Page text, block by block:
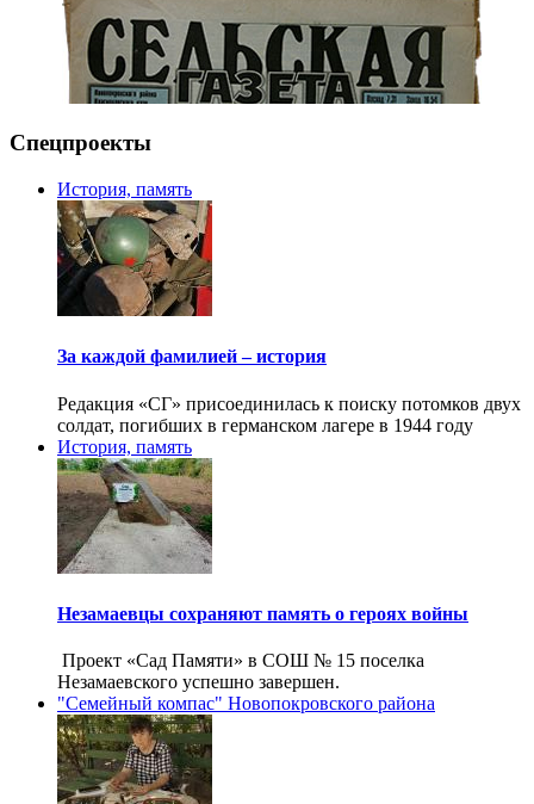
Спецпроекты
История, память
За каждой фамилией – история
Редакция «СГ» присоединилась к поиску потомков двух
солдат, погибших в германском лагере в 1944 году
История, память
Незамаевцы сохраняют память о героях войны
Проект «Сад Памяти» в СОШ № 15 поселка
Незамаевского успешно завершен.
"Семейный компас" Новопокровского района